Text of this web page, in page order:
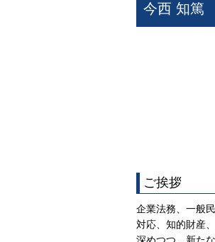
今西 知篤
ご挨拶
企業法務、一般
対応、知的財産